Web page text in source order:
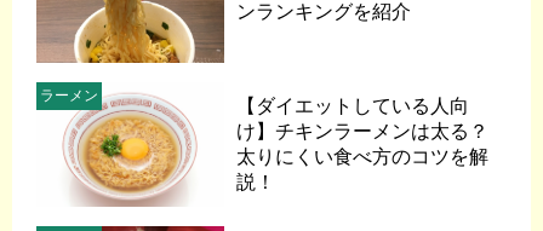
ンランキングを紹介
【ダイエットしている人向
け】チキンラーメンは太る？
太りにくい食べ方のコツを解
説！
ラーメン